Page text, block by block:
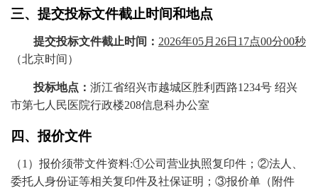
三、 提交投标文件截止时间和地点
提交投标文件截止时间： 2026年05月 26日 17点00分00秒
（北京时间）
投标地点： 浙江省绍兴市越城区胜利西路1234号 绍兴
市第七人民医院行政楼208信息科办公室
四、报价文件
（1）报价须带文件资料:①公司营业执照复印件；②法人、
委托人身份证等相关复印件及社保证明；③报价单（附件